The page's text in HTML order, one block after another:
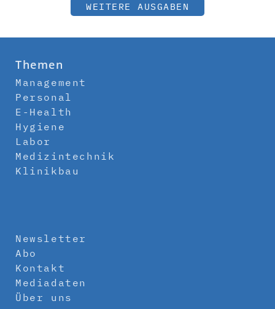
WEITERE AUSGABEN
Themen
Management
Personal
E-Health
Hygiene
Labor
Medizintechnik
Klinikbau
Newsletter
Abo
Kontakt
Mediadaten
Über uns